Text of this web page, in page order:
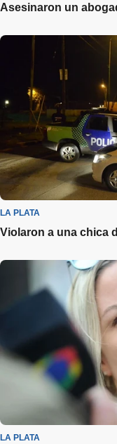
Asesinaron un
LA PLATA
Violaron a una chica
LA PLATA